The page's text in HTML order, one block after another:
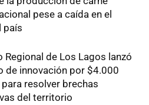
pese a caída en el
país
Regional de Los Lagos lanzó
de innovación por $4.000
resolver brechas
del territorio